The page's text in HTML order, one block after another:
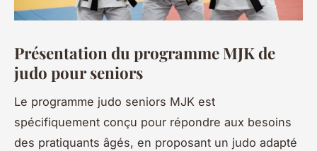
Présentation du programme MJK de
judo pour seniors
Le programme judo seniors MJK est
spécifiquement conçu pour répondre aux besoins
des pratiquants âgés, en proposant un judo adapté